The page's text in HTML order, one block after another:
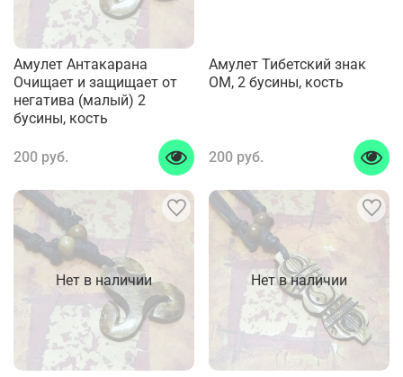
Амулет Антакарана
Очищает и защищает от
негатива (малый) 2
бусины, кость
200 руб.
Амулет Тибетский знак
ОМ, 2 бусины, кость
200 руб.
Нет в наличии Нет в наличии